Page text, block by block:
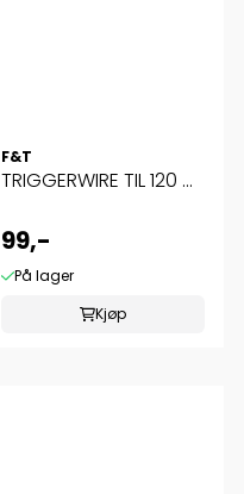
F&T
TRIGGERWIRE TIL 120 ...
99,-
På lager
Kjøp